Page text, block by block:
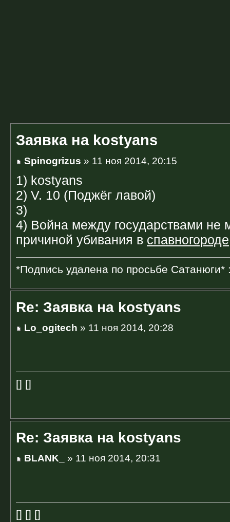
Заявка на kostyans
Spinogrizus » 11 ноя 2014, 20:15
1) kostyans
2) V. 10 (Поджёг лавой)
3)
4) Война между государствами не
причиной убивания в спавногороде
*Подпись удалена по просьбе Сатанюги*
Re: Заявка на kostyans
Lo_ogitech » 11 ноя 2014, 20:28
[] []
Re: Заявка на kostyans
BLANK_ » 11 ноя 2014, 20:31
[] [] []